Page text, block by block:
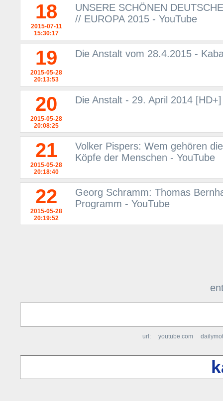
18
2015-07-11
15:30:17
UNSERE SCHÖNEN
// EUROPA 2015 - YouTube
19
2015-05-28
20:13:53
Die Anstalt vom 28.4.2015 -
20
2015-05-28
20:08:25
Die Anstalt - 29. April 2014
21
2015-05-28
20:18:40
Volker Pispers: Wem gehören
Köpfe der Menschen - YouTube
22
2015-05-28
20:19:52
Georg Schramm: Thomas
Programm - YouTube
url: youtube.com